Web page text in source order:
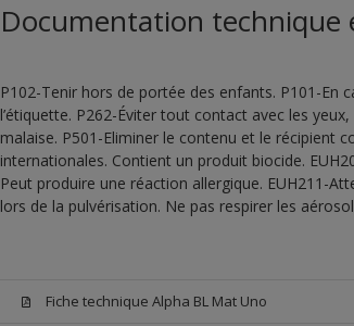
Documentation technique
P102-Tenir hors de portée des enfants. P101-En
l’étiquette. P262-Éviter tout contact avec les
malaise. P501-Eliminer le contenu et le récipient
internationales. Contient un produit biocide.
Peut produire une réaction allergique. EUH211-
lors de la pulvérisation. Ne pas respirer les
Fiche technique Alpha BL Mat Uno